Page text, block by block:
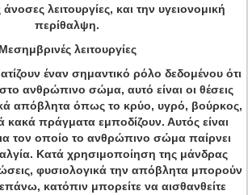
λειτουργίες, και την υγειονομική
περίθαλψη.
Μεσημβρινές λειτουργίες
έναν σημαντικό ρόλο δεδομένου ότι
ανθρώπινο σώμα, αυτό είναι οι θέσεις
απόβλητα όπως το κρύο, υγρό, βούρκος,
κακά πράγματα εμποδίζουν. Αυτός είναι
τον οποίο το ανθρώπινο σώμα παίρνει
Κατά χρησιμοποίηση της μάνδρας
φυσιολογικά την απόβλητα μπορούν
κατόπιν μπορείτε να αισθανθείτε